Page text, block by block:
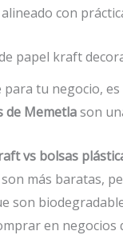
con
papel kraft
para tu negocio,
de Memetlason
vs bolsas
más baratas,
son
en negocios